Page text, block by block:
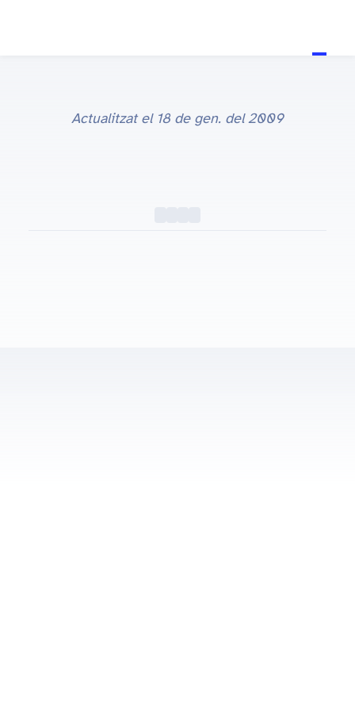
Actualitzat el 18 de gen. del 2009